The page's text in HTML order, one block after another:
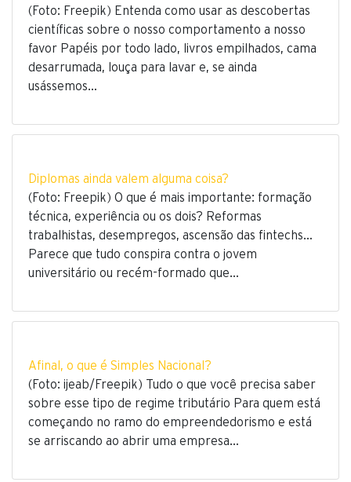
(Foto: Freepik) Entenda como usar as descobertas
científicas sobre o nosso comportamento a nosso
favor Papéis por todo lado, livros empilhados, cama
desarrumada, louça para lavar e, se ainda
usássemos…
Diplomas ainda valem alguma coisa?
(Foto: Freepik) O que é mais importante: formação
técnica, experiência ou os dois? Reformas
trabalhistas, desempregos, ascensão das fintechs…
Parece que tudo conspira contra o jovem
universitário ou recém-formado que…
Afinal, o que é Simples Nacional?
(Foto: ijeab/Freepik) Tudo o que você precisa saber
sobre esse tipo de regime tributário Para quem está
começando no ramo do empreendedorismo e está
se arriscando ao abrir uma empresa…